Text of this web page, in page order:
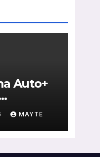
Auto+
flotas
a
MAYTE